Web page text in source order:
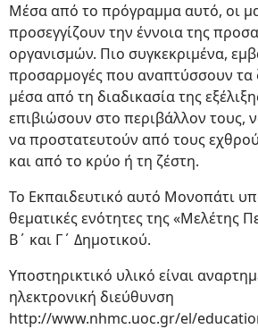
Μέσα από το πρόγραμμα αυτό, οι
προσεγγίζουν την έννοια της
οργανισμών. Πιο συγκεκριμένα,
προσαρμογές που αναπτύσσουν τα
μέσα από τη διαδικασία της
επιβιώσουν στο περιβάλλον τους,
να προστατευτούν από τους
και από το κρύο ή τη ζέστη.
Το Εκπαιδευτικό αυτό Μονοπάτι
θεματικές ενότητες της «Μελέτης
Β΄ και Γ΄ Δημοτικού.
Υποστηρικτικό υλικό είναι
ηλεκτρονική διεύθυνση
http://www.nhmc.uoc.gr/el/